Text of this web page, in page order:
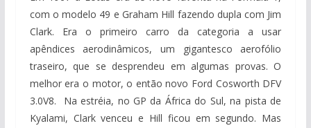
com o modelo 49 e Graham Hill fazendo dupla com Jim
Clark. Era o primeiro carro da categoria a usar
apêndices aerodinâmicos, um gigantesco aerofólio
traseiro, que se desprendeu em algumas provas. O
melhor era o motor, o então novo Ford Cosworth DFV
3.0V8. Na estréia, no GP da África do Sul, na pista de
Kyalami, Clark venceu e Hill ficou em segundo. Mas